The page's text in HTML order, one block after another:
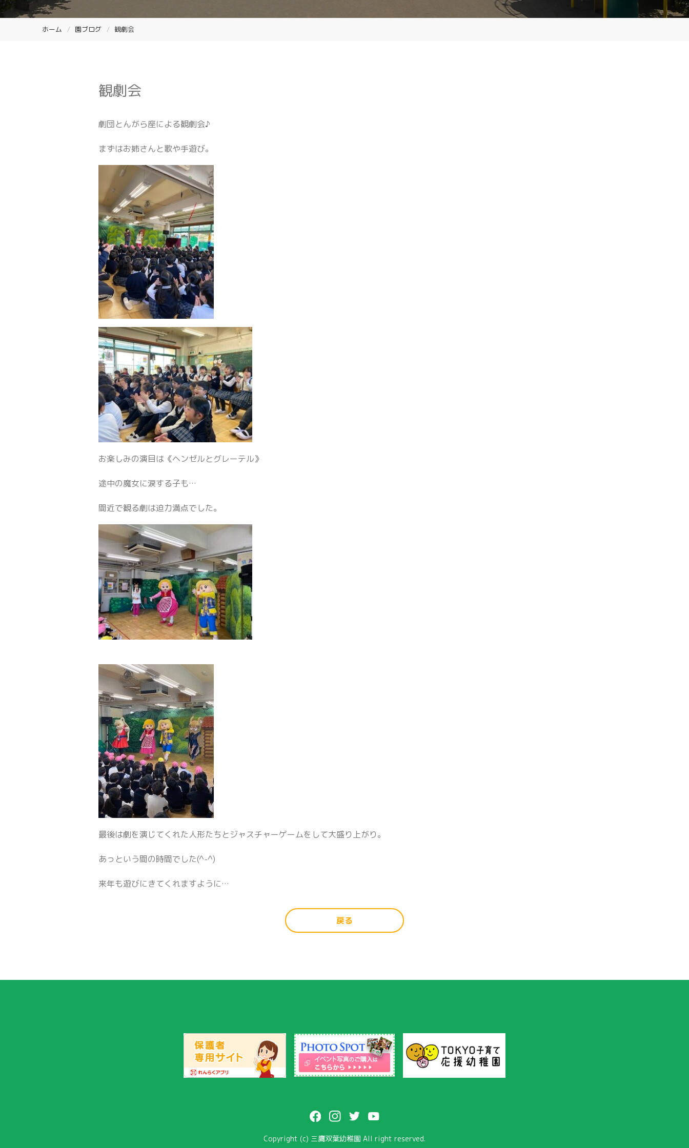
ホーム 園ブログ 観劇会
観劇会
劇団とんがら座による観劇会♪
まずはお姉さんと歌や手遊び。
お楽しみの演目は《ヘンゼルとグレーテル》
途中の魔女に涙する子も…
間近で観る劇は迫力満点でした。
最後は劇を演じてくれた人形たちとジャスチャーゲームをして大盛り上がり。
あっという間の時間でした(^-^)
来年も遊びにきてくれますように…
戻る
Copyright (c) 三鷹双葉幼稚園 All right reserved.